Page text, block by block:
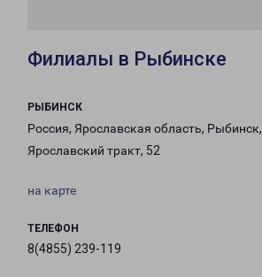
Филиалы в Рыбинске
РЫБИНСК
Россия, Ярославская область, Рыбинск,
Ярославский тракт, 52
на карте
ТЕЛЕФОН
8(4855) 239-119